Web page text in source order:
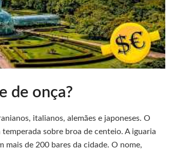
de onça?
italianos, alemães e japoneses. O
sobre broa de centeio. A iguaria
mais de 200 bares da cidade. O nome,